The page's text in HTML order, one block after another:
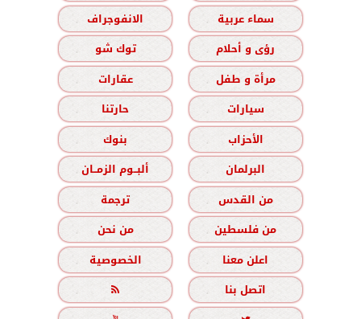
سماء عربية
الانفوجراف
رؤى و أحلام
توك شو
مرأة و طفل
عقارات
سيارات
حارتنا
الأحزاب
بنوك
البرلمان
ألبــوم الزمــان
من القدس
ترجمة
من فلسطين
من نحن
اعلن معنا
الخصوصية
اتصل بنا
